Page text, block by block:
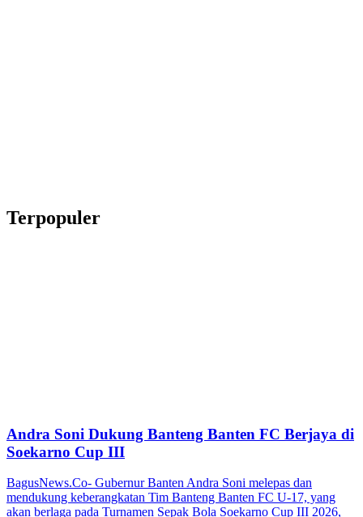
Terpopuler
Andra Soni Dukung Banteng Banten FC Berjaya di
Soekarno Cup III
BagusNews.Co- Gubernur Banten Andra Soni melepas dan
mendukung keberangkatan Tim Banteng Banten FC U-17, yang
akan berlaga pada Turnamen Sepak Bola Soekarno Cup III 2026,